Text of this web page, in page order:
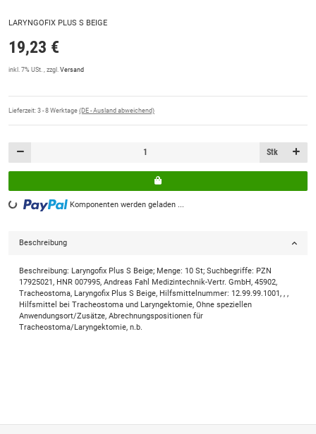
LARYNGOFIX PLUS S BEIGE
19,23 €
inkl. 7% USt. , zzgl. Versand
Lieferzeit: 3 - 8 Werktage (DE - Ausland abweichend)
Stk
Loading... Komponenten werden geladen ...
Beschreibung
Beschreibung: Laryngofix Plus S Beige; Menge: 10 St; Suchbegriffe: PZN
17925021, HNR 007995, Andreas Fahl Medizintechnik-Vertr. GmbH, 45902,
Tracheostoma, Laryngofix Plus S Beige, Hilfsmittelnummer: 12.99.99.1001, , ,
Hilfsmittel bei Tracheostoma und Laryngektomie, Ohne speziellen
Anwendungsort/Zusätze, Abrechnungspositionen für
Tracheostoma/Laryngektomie, n.b.